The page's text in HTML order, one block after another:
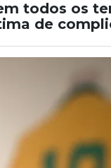
todos os
de